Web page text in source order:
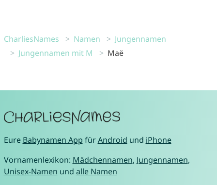
CharliesNames Namen
Jungennamen
Jungennamen mit M
Maë
Eure Babynamen App fürAndroid und iPhone
Vornamenlexikon: Mädchennamen, Jungennamen,
Unisex-Namen und alle Namen